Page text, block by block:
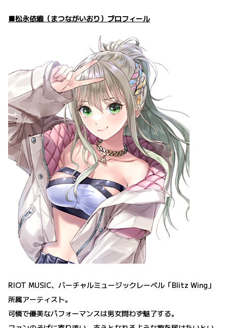
■松永依織（まつながいおり）プロフィール
RIOT MUSIC、バーチャルミュージックレーベル「Blitz Wing」
所属アーティスト。
可憐で優美なパフォーマンスは男女問わず魅了する。